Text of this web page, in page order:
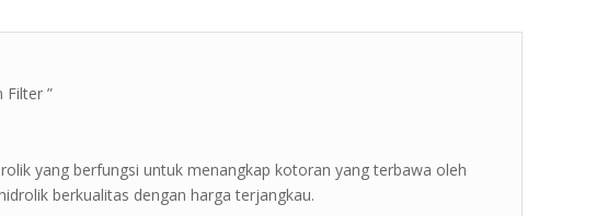
Filter ”
yang berfungsi untuk menangkap kotoran yang terbawa oleh
berkualitas dengan harga terjangkau.